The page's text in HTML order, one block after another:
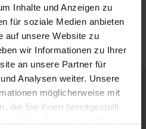
Inhalte und Anzeigen zu
für soziale Medien anbieten
auf unsere Website zu
wir Informationen zu Ihrer
an unsere Partner für
Analysen weiter. Unsere
möglicherweise mit
die Sie ihnen bereitgestellt